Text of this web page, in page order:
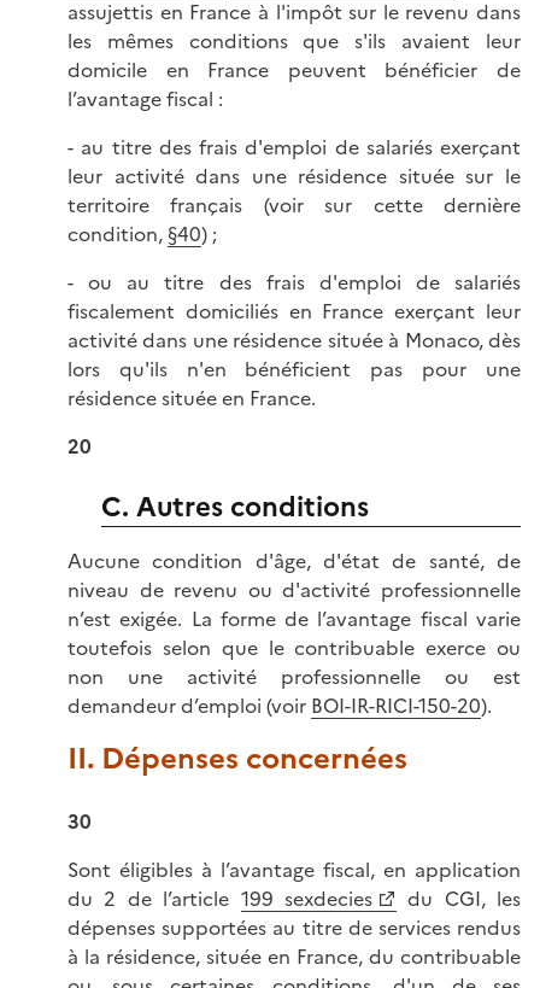
assujettis en France à l'impôt sur le revenu dans
les mêmes conditions que s'ils avaient leur
domicile en France peuvent bénéficier de
l’avantage fiscal :
- au titre des frais d'emploi de salariés exerçant
leur activité dans une résidence située sur le
territoire français (voir sur cette dernière
condition,§40) ;
- ou au titre des frais d'emploi de salariés
fiscalement domiciliés en France exerçant leur
activité dans une résidence située à Monaco, dès
lors qu'ils n'en bénéficient pas pour une
résidence située en France.
20
C. Autres conditions
Aucune condition d'âge, d'état de santé, de
niveau de revenu ou d'activité professionnelle
n’est exigée. La forme de l’avantage fiscal varie
toutefois selon que le contribuable exerce ou
non une activité professionnelle ou est
demandeur d’emploi (voir BOI-IR-RICI-150-20).
II. Dépenses concernées
30
Sont éligibles à l’avantage fiscal, en application
du 2 de l’article 199 sexdecies
du CGI, les
dépenses supportées au titre de services rendus
à la résidence, située en France, du contribuable